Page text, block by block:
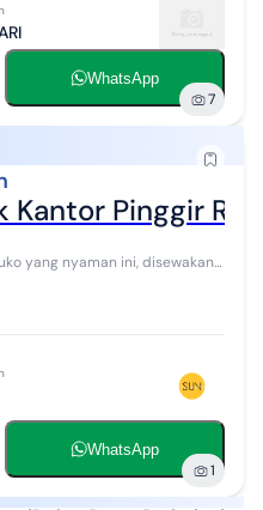
WhatsApp
7
Kantor Pinggir
lengkap, cocok untuk Anda
WhatsApp
1